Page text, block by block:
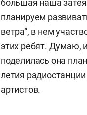
большая наша
планируем
ветра“, в нем
этих ребят. Думаю,
поделилась она
летия
артистов.